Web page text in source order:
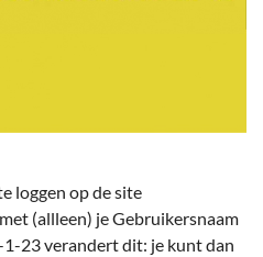
loggen op de site
(allleen) je Gebruikersnaam
23 verandert dit: je kunt dan